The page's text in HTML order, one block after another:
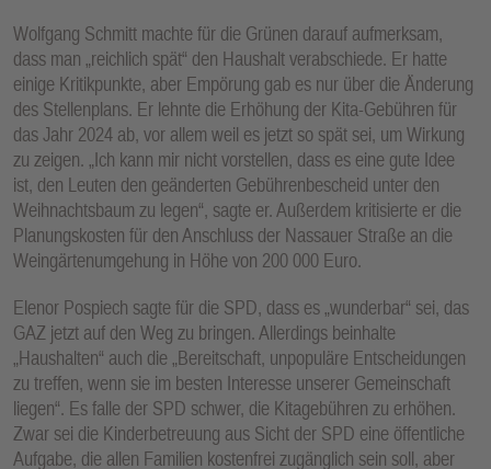
Wolfgang Schmitt machte für die Grünen darauf aufmerksam,
dass man „reichlich spät“ den Haushalt verabschiede. Er hatte
einige Kritikpunkte, aber Empörung gab es nur über die Änderung
des Stellenplans. Er lehnte die Erhöhung der Kita-Gebühren für
das Jahr 2024 ab, vor allem weil es jetzt so spät sei, um Wirkung
zu zeigen. „Ich kann mir nicht vorstellen, dass es eine gute Idee
ist, den Leuten den geänderten Gebührenbescheid unter den
Weihnachtsbaum zu legen“, sagte er. Außerdem kritisierte er die
Planungskosten für den Anschluss der Nassauer Straße an die
Weingärtenumgehung in Höhe von 200 000 Euro.
Elenor Pospiech sagte für die SPD, dass es „wunderbar“ sei, das
GAZ jetzt auf den Weg zu bringen. Allerdings beinhalte
„Haushalten“ auch die „Bereitschaft, unpopuläre Entscheidungen
zu treffen, wenn sie im besten Interesse unserer Gemeinschaft
liegen“. Es falle der SPD schwer, die Kitagebühren zu erhöhen.
Zwar sei die Kinderbetreuung aus Sicht der SPD eine öffentliche
Aufgabe, die allen Familien kostenfrei zugänglich sein soll, aber